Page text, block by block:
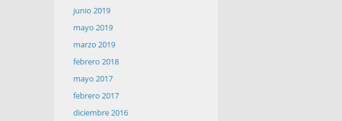
junio 2019
mayo 2019
marzo 2019
febrero 2018
mayo 2017
febrero 2017
diciembre 2016